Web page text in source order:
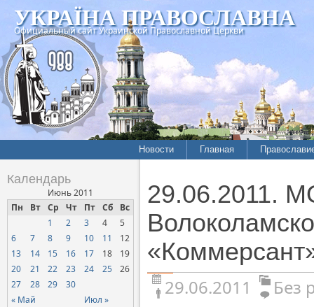
УКРАЇНА ПРАВОСЛАВНА
Официальный сайт Украинской Православной Церкви
Новости Главная
Календарь
Июнь 2011
Пн
Вт Ср Чт Пт Сб Вс
« Май Июл »
1 2 3 4
5
6
7 8 9 10 11
12
13
14 15 16 17 18
19
20
21 22 23 24 25
26
27
28 29 30
29.06.2011.
29.06.2011
Без